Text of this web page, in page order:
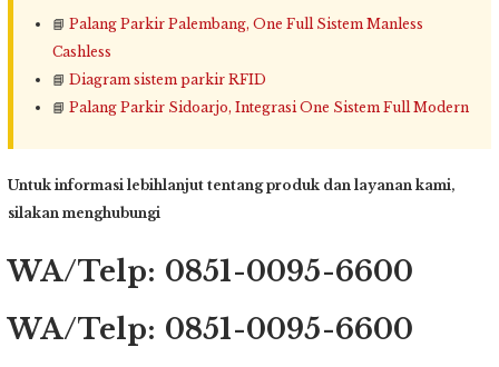
📘 Palang Parkir Palembang, One Full Sistem Manless
Cashless
📘 Diagram sistem parkir RFID
📘 Palang Parkir Sidoarjo, Integrasi One Sistem Full Modern
Untuk informasi lebihlanjut tentang produk dan layanan kami,
silakan menghubungi
WA/Telp: 0851-0095-6600
WA/Telp: 0851-0095-6600